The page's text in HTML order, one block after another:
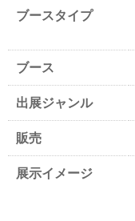
ブースタイプ
ブース
出展ジャンル
販売
展示イメージ